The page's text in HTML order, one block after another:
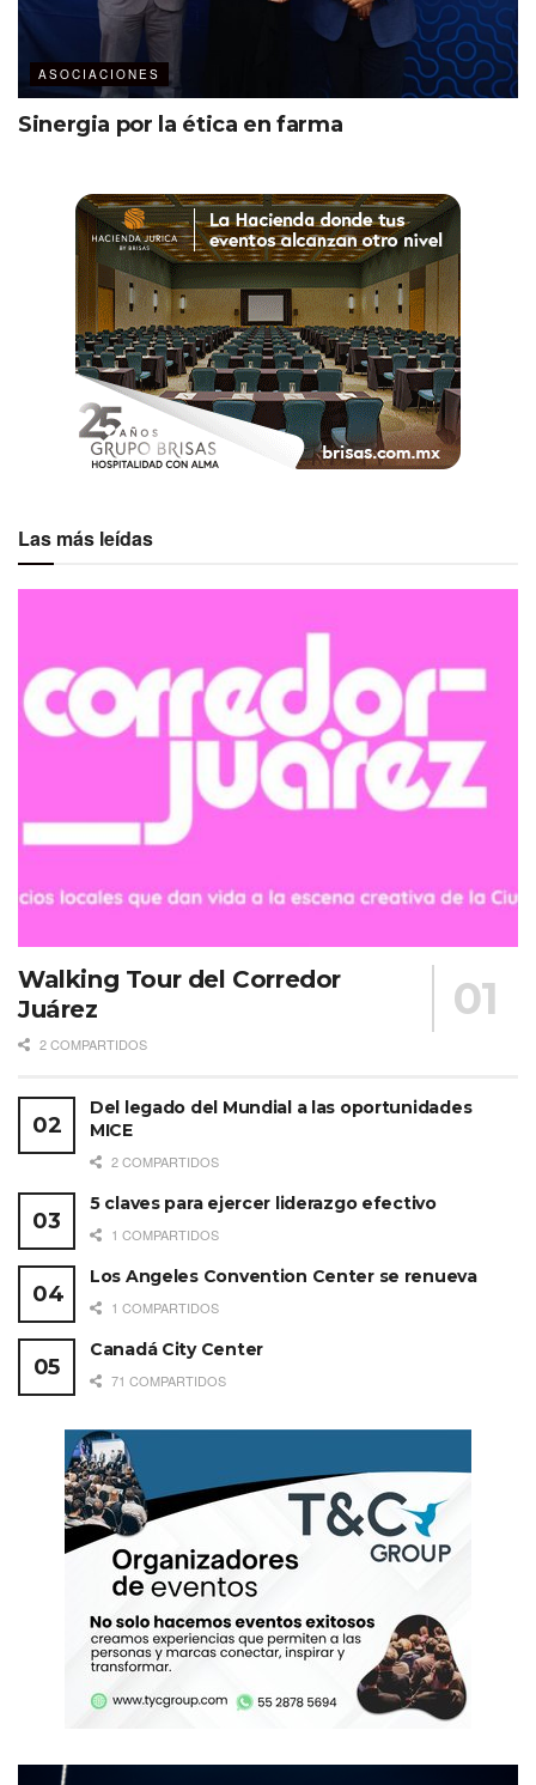
ASOCIACIONES
Sinergia por la ética en farma
Las más leídas
Walking Tour del Corredor
Juárez
2 COMPARTIDOS
Del legado del Mundial a las oportunidades
MICE
2 COMPARTIDOS
5 claves para ejercer liderazgo efectivo
1 COMPARTIDOS
Los Angeles Convention Center se renueva
1 COMPARTIDOS
Canadá City Center
71 COMPARTIDOS